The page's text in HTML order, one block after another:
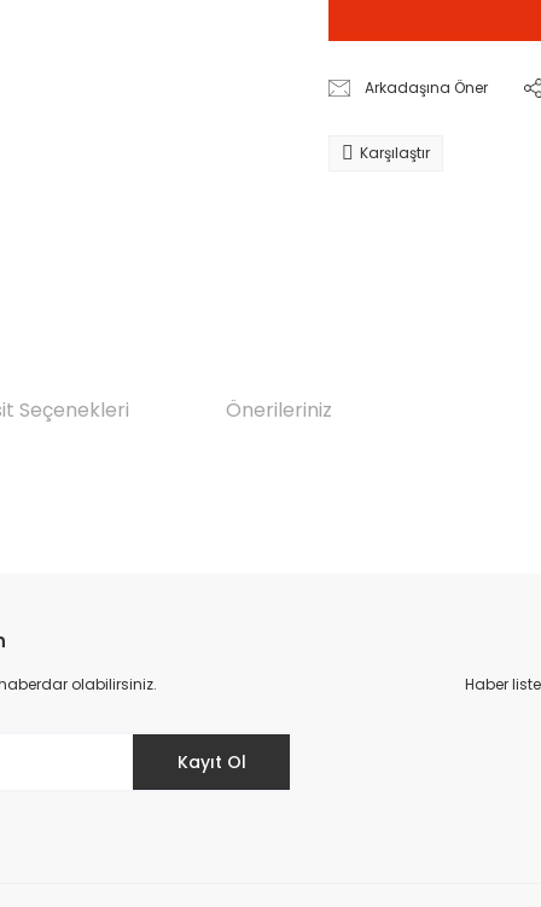
Arkadaşına Öner
Karşılaştır
Seçenekleri Önerileriniz
olabilirsiniz.
Kayıt Ol
Haber